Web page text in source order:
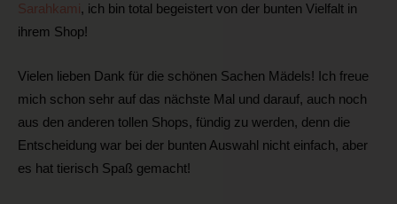
Sarahkami, ich bin total begeistert von der bunten Vielfalt in
ihrem Shop!
Vielen lieben Dank für die schönen Sachen Mädels! Ich freue
mich schon sehr auf das nächste Mal und darauf, auch noch
aus den anderen tollen Shops, fündig zu werden, denn die
Entscheidung war bei der bunten Auswahl nicht einfach, aber
es hat tierisch Spaß gemacht!